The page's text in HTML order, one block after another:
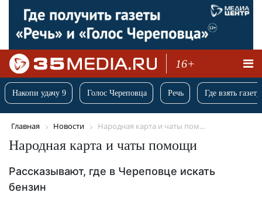
16+
Накопи удачу 9 Голос Череповца Речь Где взять
Главная Новости Народная карта и чаты пом...
Народная карта и чаты помощи
Рассказывают, где в Череповце искать
бензин